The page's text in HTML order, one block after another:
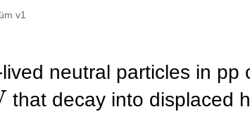
v1
neutral particles in pp
that decay into displaced